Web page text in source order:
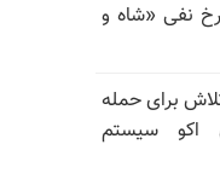
نفی «شاه و
و ۶۲۸ هزار و ۵۹۵ تلاش برای حمله
اکو سیستم